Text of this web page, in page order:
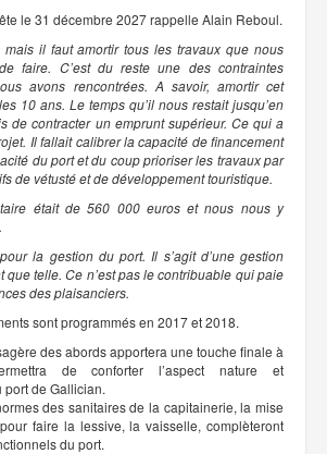
le 31 décembre 2027 rappelle Alain Reboul.
mais il faut amortir tous les travaux que nous
faire. C’est du reste une des contraintes
avons rencontrées. A savoir, amortir cet
10 ans. Le temps qu’il nous restait jusqu’en
de contracter un emprunt supérieur. Ce qui a
Il fallait calibrer la capacité de financement
du port et du coup prioriser les travaux par
de vétusté et de développement touristique.
était de 560 000 euros et nous nous y
la gestion du port. Il s’agit d’une gestion
que telle. Ce n’est pas le contribuable qui paie
des plaisanciers.
sont programmés en 2017 et 2018.
des abords apportera une touche finale à
de conforter l’aspect nature et
de Gallician.
des sanitaires de la capitainerie, la mise
faire la lessive, la vaisselle, complèteront
du port.